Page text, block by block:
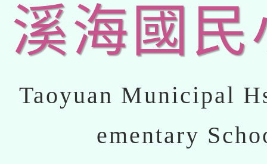
溪海國民
Taoyuan Municipal
ementary